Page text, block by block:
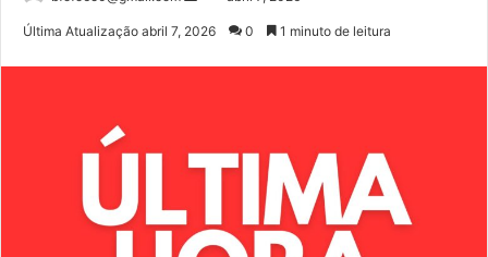
Última Atualização abril 7, 2026 0 1 minuto de leitura